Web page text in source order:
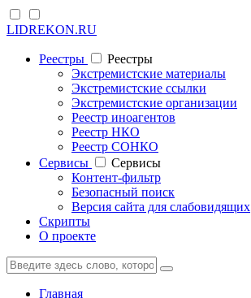
LIDREKON.RU
Реестры
Реестры
Экстремистские материалы
Экстремистские ссылки
Экстремистские организации
Реестр иноагентов
Реестр НКО
Реестр СОНКО
Cервисы
Cервисы
Контент-фильтр
Безопасный поиск
Версия сайта для слабовидящих
Скрипты
О проекте
Главная